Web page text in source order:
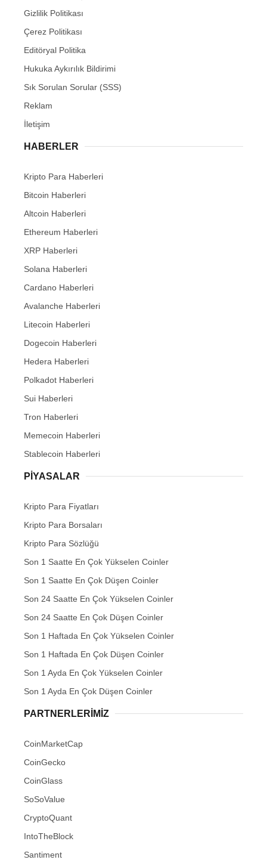
Gizlilik Politikası
Çerez Politikası
Editöryal Politika
Hukuka Aykırılık Bildirimi
Sık Sorulan Sorular (SSS)
Reklam
İletişim
HABERLER
Kripto Para Haberleri
Bitcoin Haberleri
Altcoin Haberleri
Ethereum Haberleri
XRP Haberleri
Solana Haberleri
Cardano Haberleri
Avalanche Haberleri
Litecoin Haberleri
Dogecoin Haberleri
Hedera Haberleri
Polkadot Haberleri
Sui Haberleri
Tron Haberleri
Memecoin Haberleri
Stablecoin Haberleri
PIYASALAR
Kripto Para Fiyatları
Kripto Para Borsaları
Kripto Para Sözlüğü
Son 1 Saatte En Çok Yükselen Coinler
Son 1 Saatte En Çok Düşen Coinler
Son 24 Saatte En Çok Yükselen Coinler
Son 24 Saatte En Çok Düşen Coinler
Son 1 Haftada En Çok Yükselen Coinler
Son 1 Haftada En Çok Düşen Coinler
Son 1 Ayda En Çok Yükselen Coinler
Son 1 Ayda En Çok Düşen Coinler
PARTNERLERIMIZ
CoinMarketCap
CoinGecko
CoinGlass
SoSoValue
CryptoQuant
IntoTheBlock
Santiment